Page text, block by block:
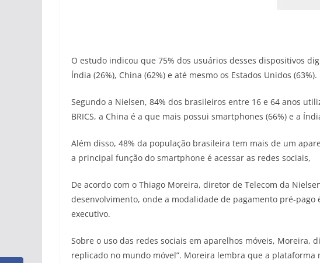
O estudo indicou que 75% dos usuários desses dispositivos
Índia (26%), China (62%) e até mesmo os Estados Unidos (63%).
Segundo a Nielsen, 84% dos brasileiros entre 16 e 64 anos
BRICS, a China é a que mais possui smartphones (66%) e a
Além disso, 48% da população brasileira tem mais de um
a principal função do smartphone é acessar as redes sociais,
De acordo com o Thiago Moreira, diretor de Telecom da
desenvolvimento, onde a modalidade de pagamento pré-pago
executivo.
Sobre o uso das redes sociais em aparelhos móveis, Moreira,
replicado no mundo móvel”. Moreira lembra que a